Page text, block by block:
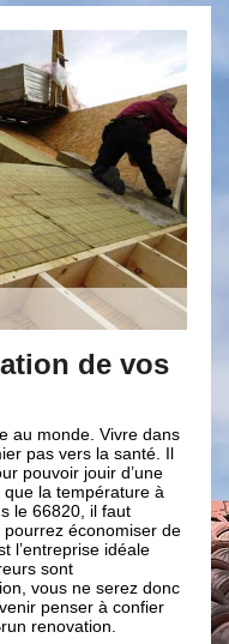
pour
d’isolation
parfaite engage
et des planchers.
limiter la propagation du
procéder à cette
dans votre maison.
au début de la
efficace. Il est
en couverture,
que vos travaux
et puissent bien remplir